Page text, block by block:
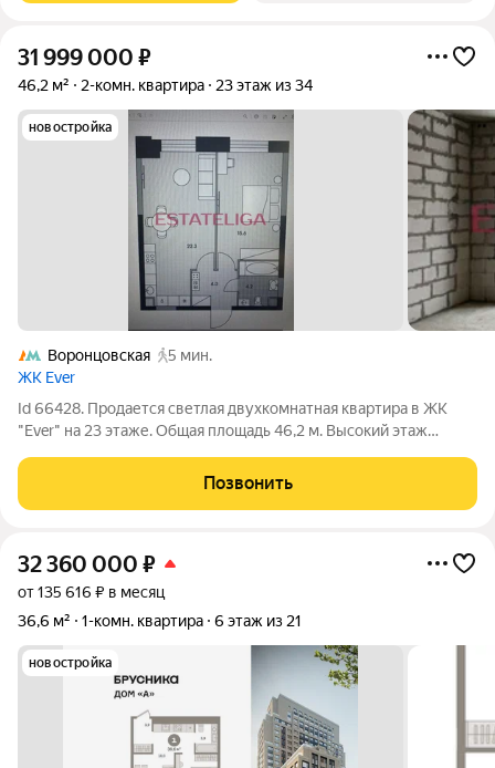
31 999 000 ₽
46,2 м² 2-комн. квартира 23 этаж из 34
новостройка
Воронцовская
5 мин.
ЖК Ever
Id 66428. Продается светлая двухкомнатная квартира в ЖК
"Ever" на 23 этаже. Общая площадь 46,2 м. Высокий этаж
воплотить любой вариант планировки ЖК Ever расположен в
Позвонить
32 360 000 ₽
от 135 616 ₽ в месяц
36,6 м²
1-комн. квартира 6 этаж из 21
новостройка